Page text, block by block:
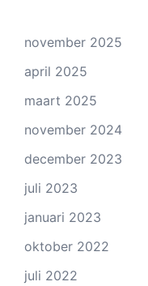
november 2025
april 2025
maart 2025
november 2024
december 2023
juli 2023
januari 2023
oktober 2022
juli 2022